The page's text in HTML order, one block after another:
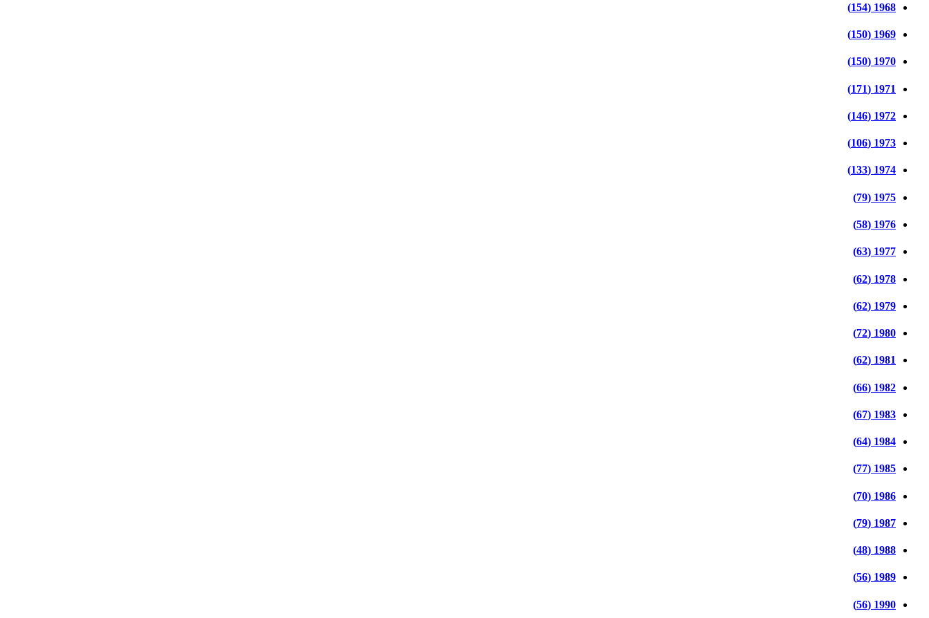
1968 (154)
1969 (150)
1970 (150)
1971 (171)
1972 (146)
1973 (106)
1974 (133)
1975 (79)
1976 (58)
1977 (63)
1978 (62)
1979 (62)
1980 (72)
1981 (62)
1982 (66)
1983 (67)
1984 (64)
1985 (77)
1986 (70)
1987 (79)
1988 (48)
1989 (56)
1990 (56)